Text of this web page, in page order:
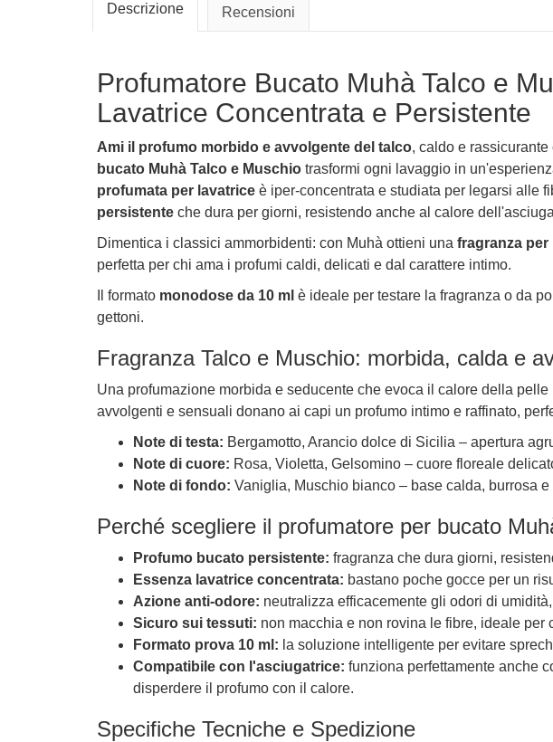
Descrizione Recensioni
Profumatore Bucato Muhà Talco e
Lavatrice Concentrata e Persistente
Ami il profumo morbido e avvolgente del talco, caldo e
bucato Muhà Talco e Muschio trasformi ogni lavaggio in
profumata per lavatrice è iper-concentrata e studiata per legarsi alle
persistente che dura per giorni, resistendo anche al calore
Dimentica i classici ammorbidenti: con Muhà ottieni una fragranza
perfetta per chi ama i profumi caldi, delicati e dal carattere intimo.
Il formato monodose da 10 ml è ideale per testare la fragranza o da
gettoni.
Fragranza Talco e Muschio: morbida, calda e
Una profumazione morbida e seducente che evoca il calore della
avvolgenti e sensuali donano ai capi un profumo intimo e raffinato,
Note di testa: Bergamotto, Arancio dolce di Sicilia – apertura
Note di cuore: Rosa, Violetta, Gelsomino – cuore floreale
Note di fondo: Vaniglia, Muschio bianco – base calda, burrosa
Perché scegliere il profumatore per bucato
Profumo bucato persistente: fragranza che dura giorni,
Essenza lavatrice concentrata: bastano poche gocce per un
Azione anti-odore: neutralizza efficacemente gli odori di
Sicuro sui tessuti: non macchia e non rovina le fibre, ideale
Formato prova 10 ml: la soluzione intelligente per evitare
Compatibile con l'asciugatrice: funziona perfettamente anche
disperdere il profumo con il calore.
Specifiche Tecniche e Spedizione